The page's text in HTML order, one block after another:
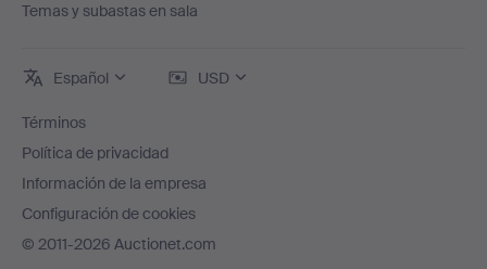
Temas y subastas en sala
Español USD
Términos
Política de privacidad
Información de la empresa
Configuración de cookies
© 2011-2026 Auctionet.com